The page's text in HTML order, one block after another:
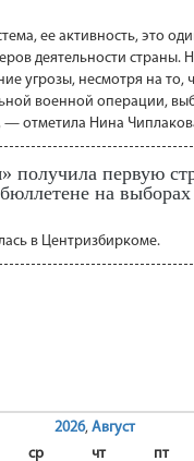
ее активность, это
деятельности страны.
угрозы, несмотря на то,
военной операции,
— отметила Нина
получила первую
на
в Центризбиркоме.
2026, Август
ср чт пт